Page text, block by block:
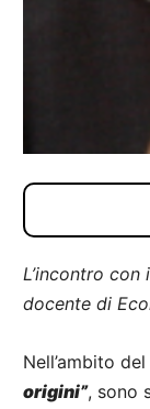
L’incontro
docente di
Nell’ambito
origini”, sono